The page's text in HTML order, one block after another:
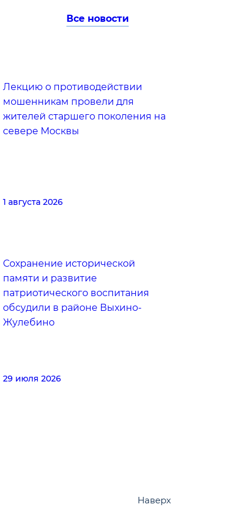
Все новости
Лекцию о противодействии
мошенникам провели для
жителей старшего поколения на
севере Москвы
1 августа 2026
Сохранение исторической
памяти и развитие
патриотического воспитания
обсудили в районе Выхино-
Жулебино
29 июля 2026
Наверх